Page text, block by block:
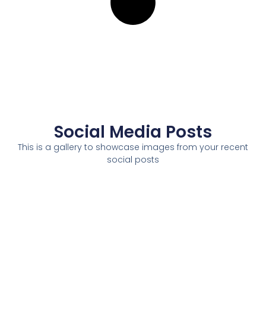
Social Media Posts
This is a gallery to showcase images from your recent
social posts